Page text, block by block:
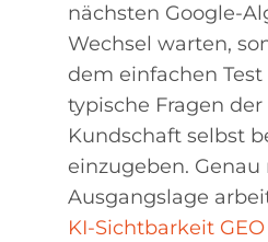
nächsten Google-
Wechsel warten,
dem einfachen
typische Fragen
Kundschaft selbst
einzugeben.
Ausgangslage
KI-Sichtbarkeit